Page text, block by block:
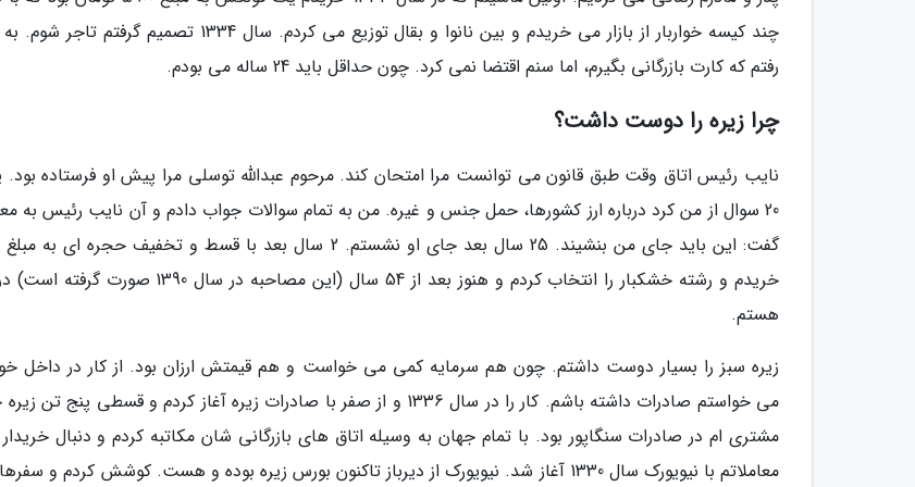
چند کیسه خواربار از بازار می خریدم و بین نانوا و بقال توزیع می کردم. سال
رفتم که کارت بازرگانی بگیرم، اما سنم اقتضا نمی کرد. چون حداقل باید 24 ساله می بودم.
چرا زیره را دوست داشت؟
نایب رئیس اتاق وقت طبق قانون می توانست مرا امتحان کند. مرحوم عبدالله توسلی مرا پیش او فرستاده بود.
20 سوال از من کرد درباره ارز کشورها، حمل جنس و غیره. من به تمام سوالات جواب دادم و آن نایب رئیس به
خریدم و رشته خشکبار را انتخاب کردم و هنوز بعد از 54 سال (این
هستم.
زیره سبز را بسیار دوست داشتم. چون هم سرمایه کمی می خواست و هم قیمتش ارزان بود. از کار در داخل
می خواستم صادرات داشته باشم. کار را در سال 1336 و از صفر با صادرات زیره آغاز کردم و قسطی
مشتری ام در صادرات سنگاپور بود. با تمام جهان به وسیله اتاق های بازرگانی شان مکاتبه کردم و دنبال
معاملاتم با نیویورک سال 1330 آغاز شد. نیویورک از دیرباز تاکنون بورس زیره بوده و هست. کوشش کردم و